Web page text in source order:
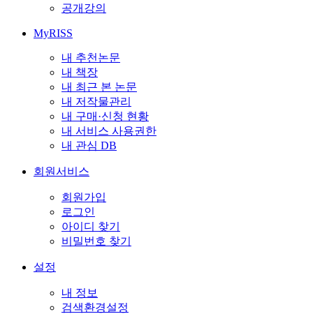
공개강의
MyRISS
내 추천논문
내 책장
내 최근 본 논문
내 저작물관리
내 구매·신청 현황
내 서비스 사용권한
내 관심 DB
회원서비스
회원가입
로그인
아이디 찾기
비밀번호 찾기
설정
내 정보
검색환경설정